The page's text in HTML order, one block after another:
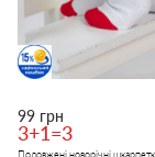
99 грн
3+1=3
Подовжені новорічні